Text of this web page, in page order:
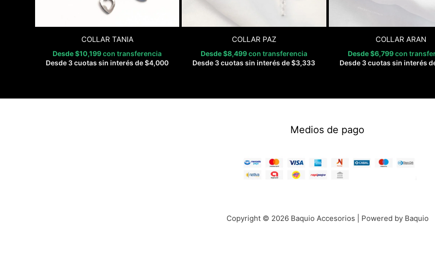
COLLAR TANIA
Desde$10,199con transferencia
Desde 3 cuotas sin interés de$4,000
COLLAR PAZ
Desde$8,499con transferencia
Desde 3 cuotas sin interés de$3,333
COLLAR ARAN
Desde$6,799con
Desde 3 cuotas sin interés
Medios de pago
Copyright © 2026 Baquio Accesorios | Powered by Baquio